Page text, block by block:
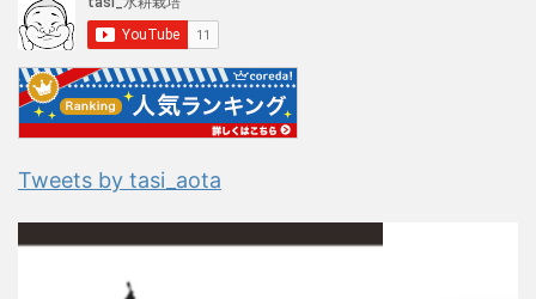
Tweets by tasi_aota